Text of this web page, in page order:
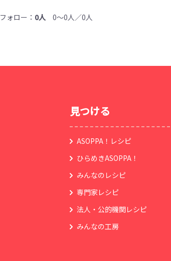
フォロー： 0人0～0人／0人
見つける
ASOPPA！レシピ
ひらめきASOPPA！
みんなのレシピ
専門家レシピ
法人・公的機関レシピ
みんなの工房